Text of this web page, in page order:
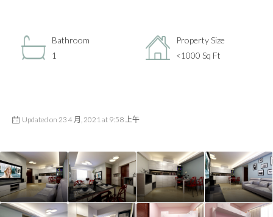
Bathroom
1
Property Size
<1000 Sq Ft
Updated on 23 4 月, 2021 at 9:58 上午